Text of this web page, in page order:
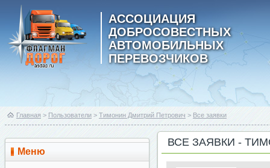
АССОЦИАЦИЯ
ДОБРОСОВЕСТНЫХ
АВТОМОБИЛЬНЫХ
ПЕРЕВОЗЧИКОВ
Главная > Пользователи > Тимонин Дмитрий Петрович > Все заявки
Меню
ВСЕ ЗАЯВКИ -